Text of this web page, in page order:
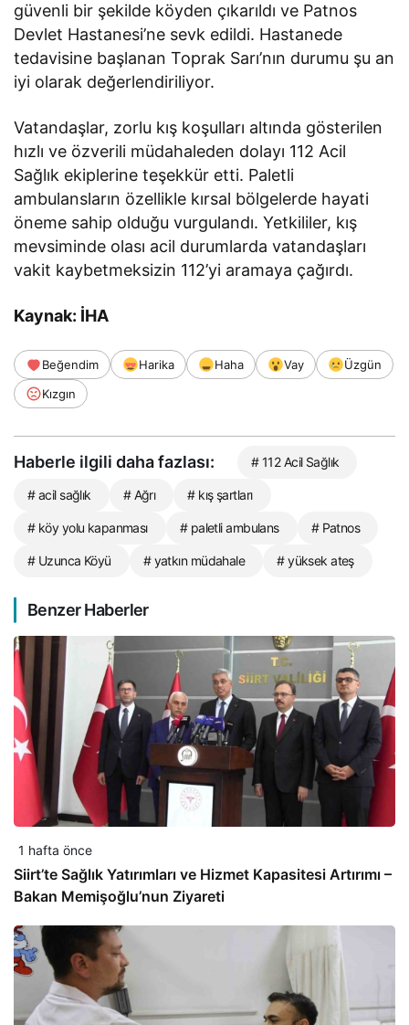
güvenli bir şekilde köyden çıkarıldı ve Patnos
Devlet Hastanesi’ne sevk edildi. Hastanede
tedavisine başlanan Toprak Sarı’nın durumu şu an
iyi olarak değerlendiriliyor.
Vatandaşlar, zorlu kış koşulları altında gösterilen
hızlı ve özverili müdahaleden dolayı 112 Acil
Sağlık ekiplerine teşekkür etti. Paletli
ambulansların özellikle kırsal bölgelerde hayati
öneme sahip olduğu vurgulandı. Yetkililer, kış
mevsiminde olası acil durumlarda vatandaşları
vakit kaybetmeksizin 112’yi aramaya çağırdı.
Kaynak: İHA
Beğendim Harika Haha Vay
Üzgün
Kızgın
Haberle ilgili daha fazlası: # 112 Acil Sağlık
# acil sağlık # Ağrı # kış şartları
# köy yolu kapanması # paletli ambulans # Patnos
# Uzunca Köyü # yatkın müdahale # yüksek ateş
Benzer Haberler
1 hafta önce
Siirt’te Sağlık Yatırımları ve Hizmet Kapasitesi Artırımı –
Bakan Memişoğlu’nun Ziyareti